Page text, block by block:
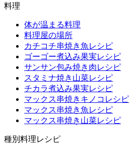
料理
体が温まる料理
料理屋の場所
カチコチ串焼き魚レシピ
ゴーゴー煮込み果実レシピ
サンサン包み焼き肉レシピ
スタミナ焼き山菜レシピ
チカラ煮込み果実レシピ
マックス串焼きキノコレシピ
マックス串焼き魚レシピ
マックス串焼き山菜レシピ
種別料理レシピ